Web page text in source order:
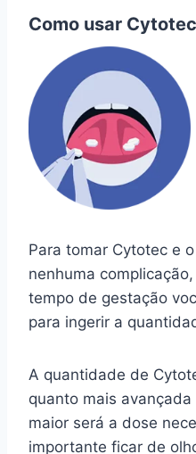
Como usar
Para tomar Cytotec e
nenhuma
tempo de gestação
para ingerir a
A quantidade de
quanto mais
maior será a dose
importante ficar de